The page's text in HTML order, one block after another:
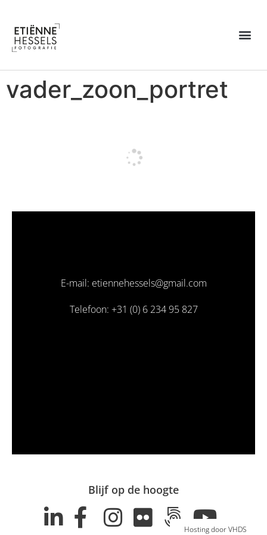
vader_zoon_portret
E-mail: etiennehessels@gmail.com
Telefoon: +31 (0) 6 234 95 827
Blijf op de hoogte
Hosting door VHDS